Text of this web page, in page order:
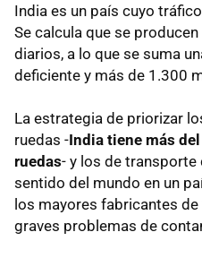
India es un país cuyo
Se calcula que se
diarios, a lo que se suma
deficiente y más de 1.300
La estrategia de priorizar
ruedas -India tiene más
ruedas- y los de
sentido del mundo en un
los mayores fabricantes
graves problemas de